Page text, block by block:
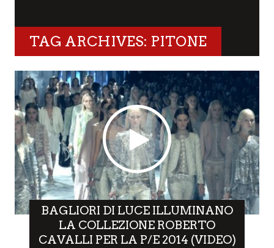
TAG ARCHIVES: PITONE
BAGLIORI DI LUCE ILLUMINANO
LA COLLEZIONE ROBERTO
CAVALLI PER LA P/E 2014 (VIDEO)